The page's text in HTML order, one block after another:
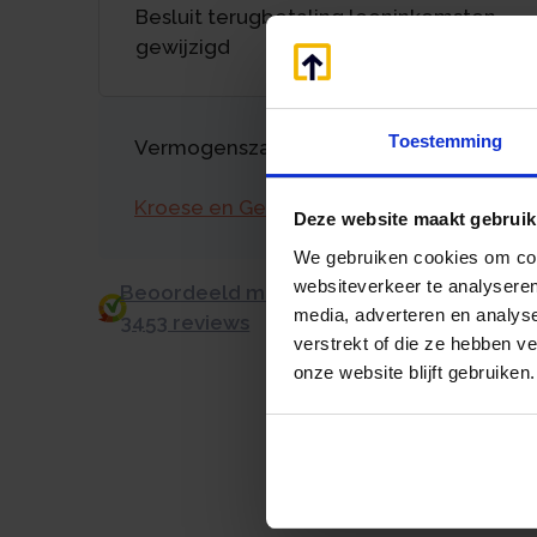
Toestemming
Deze website maakt
We gebruiken cookies om
websiteverkeer te
media, adverteren en
verstrekt of die ze hebben
onze website blijft gebruiken.
Besluit terugbetaling looninkomsten
gewijzigd
Vermogenszaken goed regelen?
Kroese en Geraerts
Beoordeeld met een 9.0 uit 10 op basis
3453 reviews